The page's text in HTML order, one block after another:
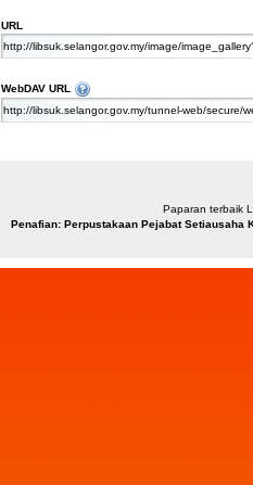
URL
WebDAV URL
Paparan terbaik
Penafian: Perpustakaan Pejabat Setiausaha